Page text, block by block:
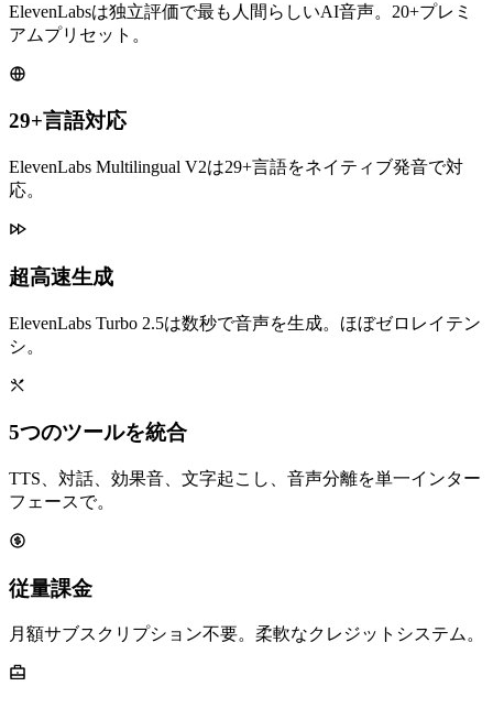
ElevenLabsは独立評価で最も人間らしいAI音声。20+プレミ
アムプリセット。
29+言語対応
ElevenLabs Multilingual V2は29+言語をネイティブ発音で対
応。
超高速生成
ElevenLabs Turbo 2.5は数秒で音声を生成。ほぼゼロレイテン
シ。
5つのツールを統合
TTS、対話、効果音、文字起こし、音声分離を単一インター
フェースで。
従量課金
月額サブスクリプション不要。柔軟なクレジットシステム。